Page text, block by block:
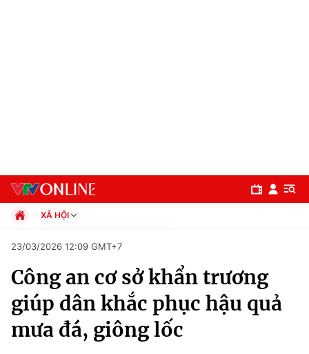
Chuyên mục
Chính trị
XÃ HỘI
Xã hội
Pháp luật
Kinh tế
Thể thao
Truyền hình
Văn hóa - Giải trí
23/03/2026 12:09 GMT+7
Công an cơ sở khẩn trương
giúp dân khắc phục hậu quả
mưa đá, giông lốc